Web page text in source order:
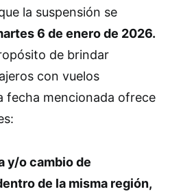
la suspensión se
6 de enero de 2026.
de brindar
con vuelos
fecha mencionada ofrece
y/o cambio de
de la misma región,